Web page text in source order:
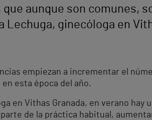
aunque son comunes,
Lechuga, ginecóloga en
empiezan a incrementar el
esta época del año.
en Vithas Granada, en verano
de la práctica habitual,